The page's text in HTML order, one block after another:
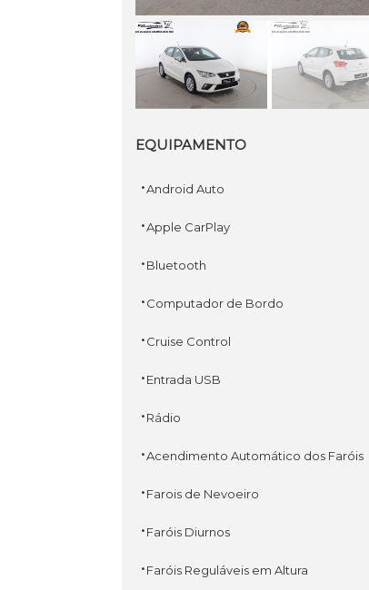
EQUIPAMENTO
·Android Auto
·Apple CarPlay
·Bluetooth
·Computador de Bordo
·Cruise Control
·Entrada USB
·Rádio
·Acendimento Automático dos Faróis
·Farois de Nevoeiro
·Faróis Diurnos
·Faróis Reguláveis em Altura